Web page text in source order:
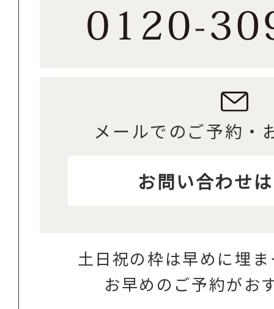
メールでのご予約・
お問い合わせ
土日祝の枠は早めに埋
お早めのご予約がお